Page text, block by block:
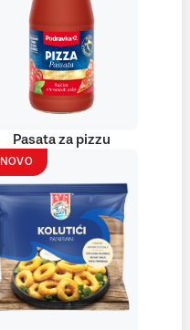
Pasata za pizzu
NOVO